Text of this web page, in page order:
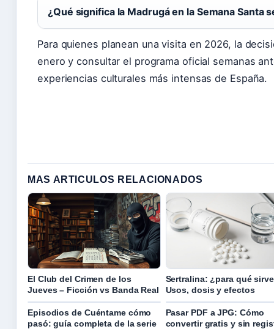
¿Qué significa la Madrugá en la Semana Santa
Para quienes planean una visita en 2026, la
enero y consultar el programa oficial semanas
experiencias culturales más intensas de España.
MAS ARTICULOS RELACIONADOS
El Club del Crimen de los
Jueves – Ficción vs Banda Real
Sertralina: ¿para qué
Usos, dosis y efectos
Episodios de Cuéntame cómo
pasó: guía completa de la serie
Pasar PDF a JPG: Cómo
convertir gratis y sin